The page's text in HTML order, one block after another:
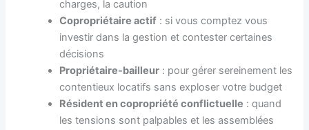
charges, la caution
Copropriétaire actif : si vous comptez vous
investir dans la gestion et contester certaines
décisions
Propriétaire-bailleur : pour gérer sereinement les
contentieux locatifs sans exploser votre budget
Résident en copropriété conflictuelle : quand
les tensions sont palpables et les assemblées